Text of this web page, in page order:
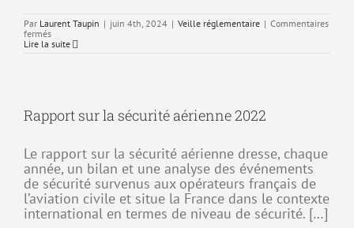
Par Laurent Taupin | juin 4th, 2024 | Veille réglementaire | Commentaires
ferméssur
Entraînement
à
la
changement
de
couleur
de
l’huile
Lire la suite
Rapport sur la sécurité aérienne 2022
Le rapport sur la sécurité aérienne dresse, chaque
année, un bilan et une analyse des événements
de sécurité survenus aux opérateurs français de
l’aviation civile et situe la France dans le contexte
international en termes de niveau de sécurité. […]